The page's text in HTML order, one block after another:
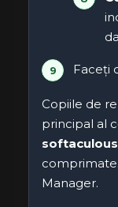
Faceți
Copiile de
principal al
Manager.